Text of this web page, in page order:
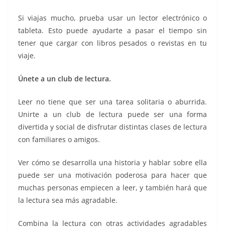
Si viajas mucho, prueba usar un lector electrónico o
tableta. Esto puede ayudarte a pasar el tiempo sin
tener que cargar con libros pesados o revistas en tu
viaje.
Únete a un club de lectura.
Leer no tiene que ser una tarea solitaria o aburrida.
Unirte a un club de lectura puede ser una forma
divertida y social de disfrutar distintas clases de lectura
con familiares o amigos.
Ver cómo se desarrolla una historia y hablar sobre ella
puede ser una motivación poderosa para hacer que
muchas personas empiecen a leer, y también hará que
la lectura sea más agradable.
Combina la lectura con otras actividades agradables